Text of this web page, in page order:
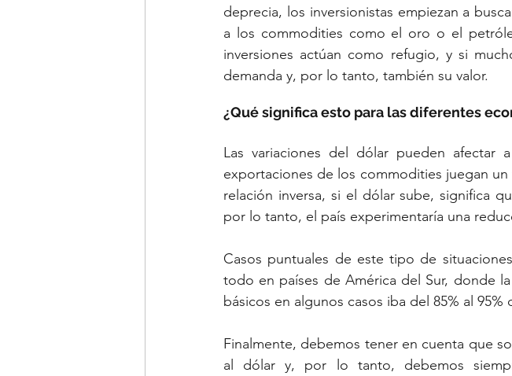
deprecia, los inversionistas empiezan a
a los commodities como el oro o el
inversiones actúan como refugio, y si
demanda y, por lo tanto, también su valor.
¿Qué significa esto para las diferentes
Las variaciones del dólar pueden afectar
exportaciones de los commodities juegan
relación inversa, si el dólar sube, significa
por lo tanto, el país experimentaría una
Casos puntuales de este tipo de
todo en países de América del Sur, donde
básicos en algunos casos iba del 85% al
Finalmente, debemos tener en cuenta que
al dólar y, por lo tanto, debemos